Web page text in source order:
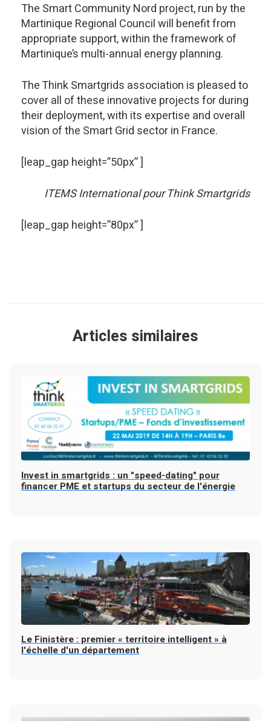
The Smart Community Nord project, run by the
Martinique Regional Council will benefit from
appropriate support, within the framework of
Martinique’s multi-annual energy planning.
The Think Smartgrids association is pleased to
cover all of these innovative projects for during
their deployment, with its expertise and overall
vision of the Smart Grid sector in France.
[leap_gap height=”50px” ]
ITEMS International pour Think Smartgrids
[leap_gap height=”80px” ]
Articles similaires
Invest in smartgrids : un "speed-dating" pour
financer PME et startups du secteur de l'énergie
Le Finistère : premier « territoire intelligent » à
l'échelle d'un département